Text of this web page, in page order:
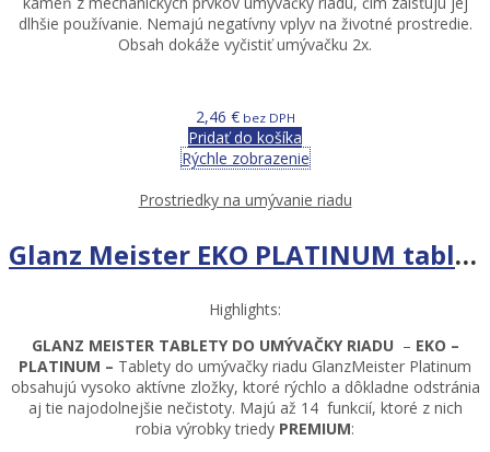
dlhšie používanie. Nemajú negatívny vplyv na životné prostredie.
Obsah dokáže vyčistiť umývačku 2x.
2,46 €bez DPH
Pridať do košíka
Rýchle zobrazenie
Prostriedky na umývanie riadu
Glanz Meister EKO PLATINUM tablety do umývačky riadu 65ks
Highlights:
GLANZ MEISTER TABLETY DO UMÝVAČKY RIADU – EKO –
PLATINUM – Tablety do umývačky riadu GlanzMeister Platinum
obsahujú vysoko aktívne zložky, ktoré rýchlo a dôkladne odstránia
aj tie najodolnejšie nečistoty. Majú až 14 funkcií, ktoré z nich
robia výrobky triedy PREMIUM: